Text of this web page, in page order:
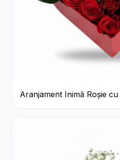
Aranjament Inimă Roșie
și Ferrero Rocher Premium